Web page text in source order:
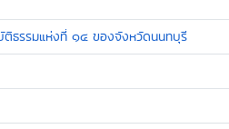
ติธรรมแห่งที่ ๑๔ ของจังหวัดนนทบุรี